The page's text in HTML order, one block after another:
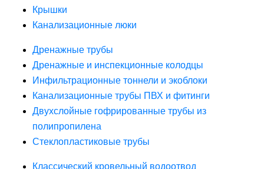
Крышки
Канализационные люки
Дренажные трубы
Дренажные и инспекционные колодцы
Инфильтрационные тоннели и экоблоки
Канализационные трубы ПВХ и фитинги
Двухслойные гофрированные трубы из
полипропилена
Стеклопластиковые трубы
Классический кровельный водоотвод